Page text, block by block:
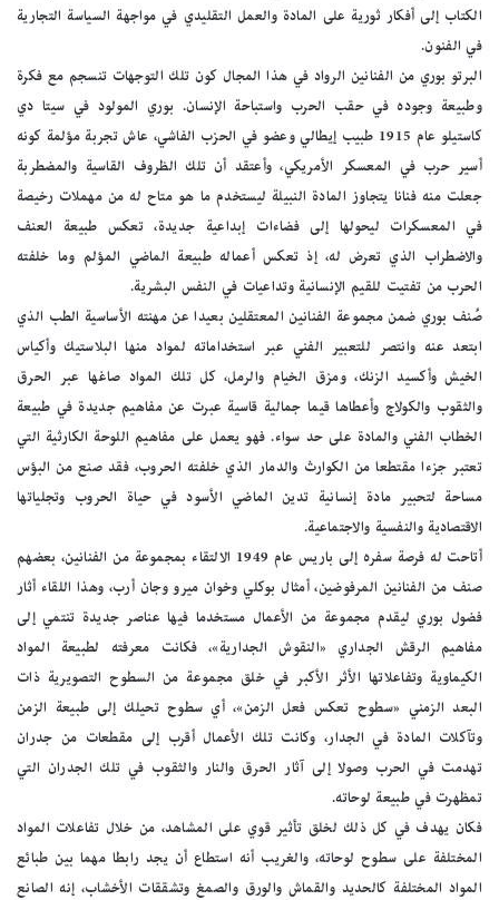
الكتاب إلى أفكار ثورية على المادة والعمل التقليدي في مواجهة السياسة التجارية
في الفنون.
البرتو بوري من الفنانين الرواد في هذا المجال كون تلك التوجهات تنسجم مع فكرة
وطبيعة وجوده في حقب الحرب واستباحة الإنسان. بوري المولود في سيتا دي
كاستيلو عام 1915 طبيب إيطالي وعضو في الحزب الفاشي، عاش تجربة مؤلمة كونه
أسير حرب في المعسكر الأمريكي، وأعتقد أن تلك الظروف القاسية والمضطربة
جعلت منه فنانا يتجاوز المادة النبيلة ليستخدم ما هو متاح له من مهملات رخيصة
في المعسكرات ليحولها إلى فضاءات إبداعية جديدة، تعكس طبيعة العنف
والاضطراب الذي تعرض له، إذ تعكس أعماله طبيعة الماضي المؤلم وما خلفته
الحرب من تفتيت للقيم الإنسانية وتداعيات في النفس البشرية.
صُنف بوري ضمن مجموعة الفنانين المعتقلين بعيدا عن مهنته الأساسية الطب الذي
ابتعد عنه وانتصر للتعبير الفني عبر استخداماته لمواد منها البلاستيك وأكياس
الخيش وأكسيد الزنك، ومزق الخيام والرمل، كل تلك المواد صاغها عبر الحرق
والثقوب والكولاج وأعطاها قيما جمالية قاسية عبرت عن مفاهيم جديدة في طبيعة
الخطاب الفني والمادة على حد سواء. فهو يعمل على مفاهيم اللوحة الكارثية التي
تعتبر جزءا مقتطعا من الكوارث والدمار الذي خلفته الحروب، فقد صنع من البؤس
مساحة لتحبير مادة إنسانية تدين الماضي الأسود في حياة الحروب وتجلياتها
الاقتصادية والنفسية والاجتماعية.
أتاحت له فرصة سفره إلى باريس عام 1949 الالتقاء بمجموعة من الفنانين، بعضهم
صنف من الفنانين المرفوضين، أمثال بوكلي وخوان ميرو وجان أرب، وهذا اللقاء أثار
فضول بوري ليقدم مجموعة من الأعمال مستخدما فيها عناصر جديدة تنتمي إلى
مفاهيم الرقش الجداري «النقوش الجدارية»، فكانت معرفته لطبيعة المواد
الكيماوية وتفاعلاتها الأثر الأكبر في خلق مجموعة من السطوح التصويرية ذات
البعد الزمني «سطوح تعكس فعل الزمن»، أي سطوح تحيلك إلى طبيعة الزمن
وتآكلات المادة في الجدار، وكانت تلك الأعمال أقرب إلى مقطعات من جدران
تهدمت في الحرب وصولا إلى آثار الحرق والنار والثقوب في تلك الجدران التي
تمظهرت في طبيعة لوحاته.
فكان يهدف في كل ذلك لخلق تأثير قوي على المشاهد، من خلال تفاعلات المواد
المختلفة على سطوح لوحاته، والغريب أنه استطاع أن يجد رابطا مهما بين طبائع
المواد المختلفة كالحديد والقماش والورق والصمغ وتشققات الأخشاب، إنه الصانع